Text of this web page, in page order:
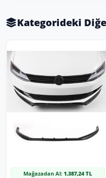
Kategorideki
Mağazadan Al:1.387,24 TL